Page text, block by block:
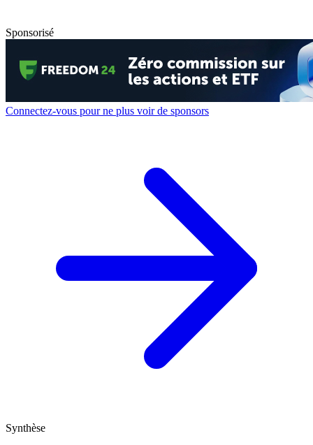
Sponsorisé
Connectez-vous pour ne plus voir de sponsors
Synthèse